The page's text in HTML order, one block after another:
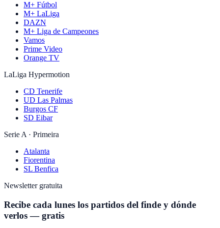
M+ Fútbol
M+ LaLiga
DAZN
M+ Liga de Campeones
Vamos
Prime Video
Orange TV
LaLiga Hypermotion
CD Tenerife
UD Las Palmas
Burgos CF
SD Eibar
Serie A · Primeira
Atalanta
Fiorentina
SL Benfica
Newsletter gratuita
Recibe cada lunes los partidos del finde y dónde
verlos — gratis